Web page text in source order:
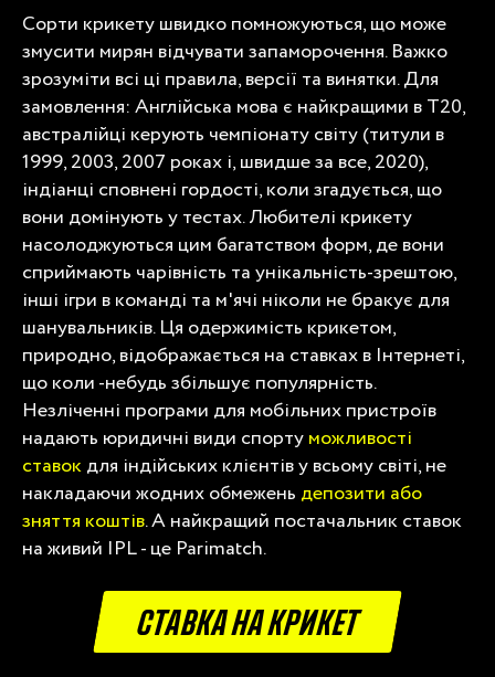
Сорти крикету швидко помножуються, що може
змусити мирян відчувати запаморочення. Важко
зрозуміти всі ці правила, версії та винятки. Для
замовлення: Англійська мова є найкращими в T20,
австралійці керують чемпіонату світу (титули в
1999, 2003, 2007 роках і, швидше за все, 2020),
індіанці сповнені гордості, коли згадується, що
вони домінують у тестах. Любителі крикету
насолоджуються цим багатством форм, де вони
сприймають чарівність та унікальність-зрештою,
інші ігри в команді та м'ячі ніколи не бракує для
шанувальників. Ця одержимість крикетом,
природно, відображається на ставках в Інтернеті,
що коли -небудь збільшує популярність.
Незліченні програми для мобільних пристроїв
надають юридичні види спортуможливості
ставокдля індійських клієнтів у всьому світі, не
накладаючи жодних обмежень депозити або
зняття коштів. А найкращий постачальник ставок
на живий IPL - це Parimatch.
СТАВКА НА КРИКЕТ